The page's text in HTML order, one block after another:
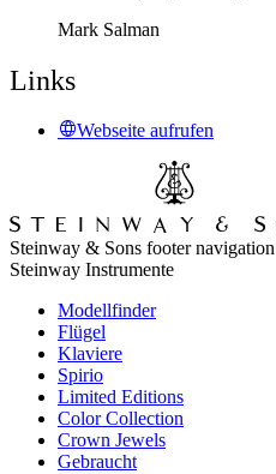
Mark Salman
Links
Webseite aufrufen
Steinway & Sons footer navigation
Steinway Instrumente
Modellfinder
Flügel
Klaviere
Spirio
Limited Editions
Color Collection
Crown Jewels
Gebraucht